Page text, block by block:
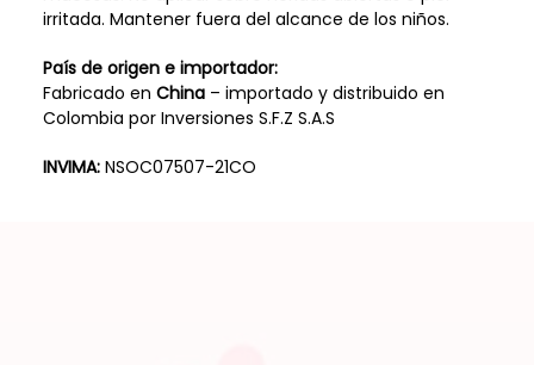
irritada. Mantener fuera del alcance de los niños.
País de origen e importador:
Fabricado en China– importado y distribuido en
Colombia por Inversiones S.F.Z S.A.S
INVIMA:NSOC07507-21CO